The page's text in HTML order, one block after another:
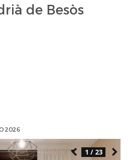
de Besòs
2026
1 / 23